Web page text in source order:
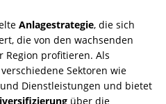
Anlagestrategie, die sich
die von den wachsenden
Region profitieren. Als
Sektoren wie
und Dienstleistungen und bietet
über die